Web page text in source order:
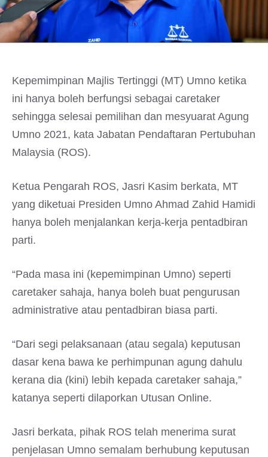
Kepemimpinan Majlis Tertinggi (MT) Umno ketika
ini hanya boleh berfungsi sebagai caretaker
sehingga selesai pemilihan dan mesyuarat Agung
Umno 2021, kata Jabatan Pendaftaran Pertubuhan
Malaysia (ROS).
Ketua Pengarah ROS, Jasri Kasim berkata, MT
yang diketuai Presiden Umno Ahmad Zahid Hamidi
hanya boleh menjalankan kerja-kerja pentadbiran
parti.
“Pada masa ini (kepemimpinan Umno) seperti
caretaker sahaja, hanya boleh buat pengurusan
administrative atau pentadbiran biasa parti.
“Dari segi pelaksanaan (atau segala) keputusan
dasar kena bawa ke perhimpunan agung dahulu
kerana dia (kini) lebih kepada caretaker sahaja,”
katanya seperti dilaporkan Utusan Online.
Jasri berkata, pihak ROS telah menerima surat
penjelasan Umno semalam berhubung keputusan